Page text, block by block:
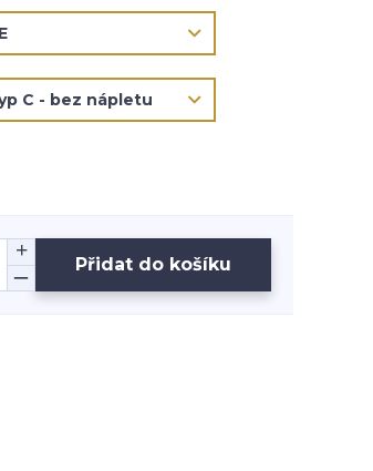
Přidat do košíku